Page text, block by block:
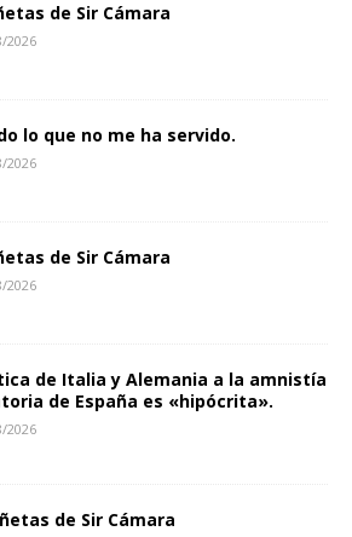
de Sir Cámara
2026
lo que no me ha servido.
2026
de Sir Cámara
2026
de Italia y Alemania a la amnistía
de España es «hipócrita».
2026
de Sir Cámara